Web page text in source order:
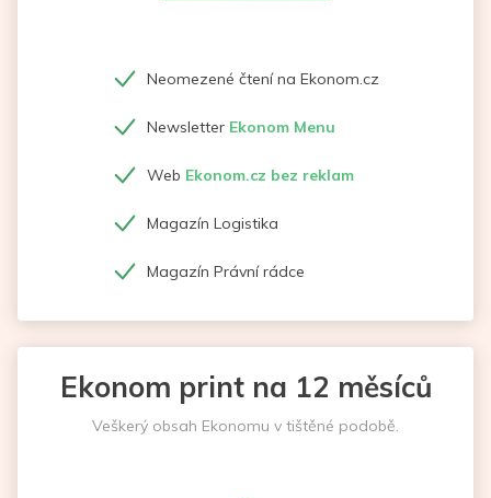
Neomezené čtení na Ekonom.cz
Newsletter Ekonom Menu
Web Ekonom.cz bez reklam
Magazín Logistika
Magazín Právní rádce
Ekonom print na 12 měsíců
Veškerý obsah Ekonomu v tištěné podobě.